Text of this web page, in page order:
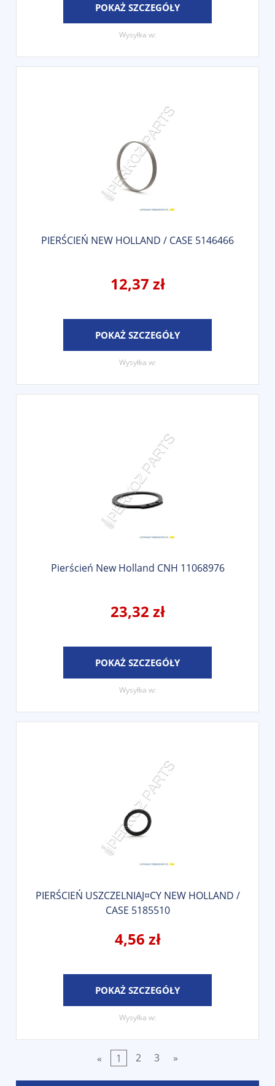
POKAŻ SZCZEGÓŁY
Wysyłka w:
PIERŚCIEŃ NEW HOLLAND / CASE 5146466
12,37 zł
POKAŻ SZCZEGÓŁY
Wysyłka w:
Pierścień New Holland CNH 11068976
23,32 zł
POKAŻ SZCZEGÓŁY
Wysyłka w:
PIERŚCIEŃ USZCZELNIAJ¤CY NEW HOLLAND /
CASE 5185510
4,56 zł
POKAŻ SZCZEGÓŁY
Wysyłka w:
« 1 2 3 »